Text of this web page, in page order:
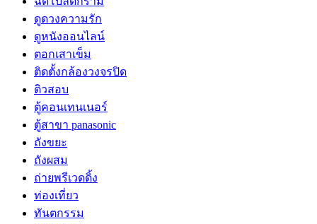
ดูดวงความรัก
ดูหนังออนไลน์
ตอกเสาเข็ม
ติดตั้งกล้องวงจรปิด
ติวสอบ
ตู้คอนเทนเนอร์
ตู้สาขา panasonic
ถังขยะ
ถังผสม
ถ่ายพรีเวดดิ้ง
ท่องเที่ยว
ทันตกรรม